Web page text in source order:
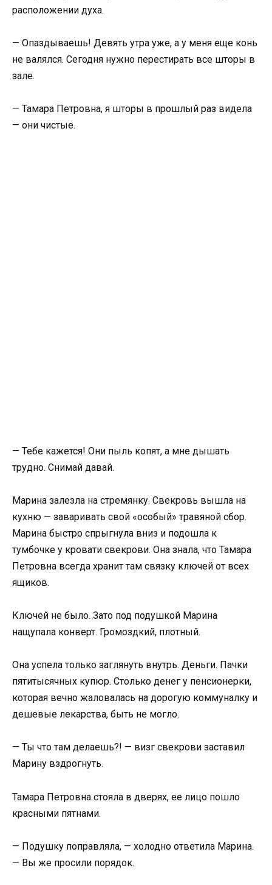
расположении духа.
— Опаздываешь! Девять утра уже, а у меня еще конь
не валялся. Сегодня нужно перестирать все шторы в
зале.
— Тамара Петровна, я шторы в прошлый раз видела
— они чистые.
— Тебе кажется! Они пыль копят, а мне дышать
трудно. Снимай давай.
Марина залезла на стремянку. Свекровь вышла на
кухню — заваривать свой «особый» травяной сбор.
Марина быстро спрыгнула вниз и подошла к
тумбочке у кровати свекрови. Она знала, что Тамара
Петровна всегда хранит там связку ключей от всех
ящиков.
Ключей не было. Зато под подушкой Марина
нащупала конверт. Громоздкий, плотный.
Она успела только заглянуть внутрь. Деньги. Пачки
пятитысячных купюр. Столько денег у пенсионерки,
которая вечно жаловалась на дорогую коммуналку и
дешевые лекарства, быть не могло.
— Ты что там делаешь?! — визг свекрови заставил
Марину вздрогнуть.
Тамара Петровна стояла в дверях, ее лицо пошло
красными пятнами.
— Подушку поправляла, — холодно ответила Марина.
— Вы же просили порядок.